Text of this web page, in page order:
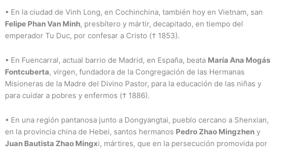
• En la ciudad de Vinh Long, en Cochinchina, también hoy en Vietnam, san
Felipe Phan Van Minh, presbítero y mártir, decapitado, en tiempo del
emperador Tu Duc, por confesar a Cristo († 1853).
• En Fuencarral, actual barrio de Madrid, en España, beata María Ana Mogás
Fontcuberta, virgen, fundadora de la Congregación de las Hermanas
Misioneras de la Madre del Divino Pastor, para la educación de las niñas y
para cuidar a pobres y enfermos († 1886).
• En una región pantanosa junto a Dongyangtai, pueblo cercano a Shenxian,
en la provincia china de Hebei, santos hermanos Pedro Zhao Mingzhen y
Juan Bautista Zhao Mingxi, mártires, que en la persecución promovida por